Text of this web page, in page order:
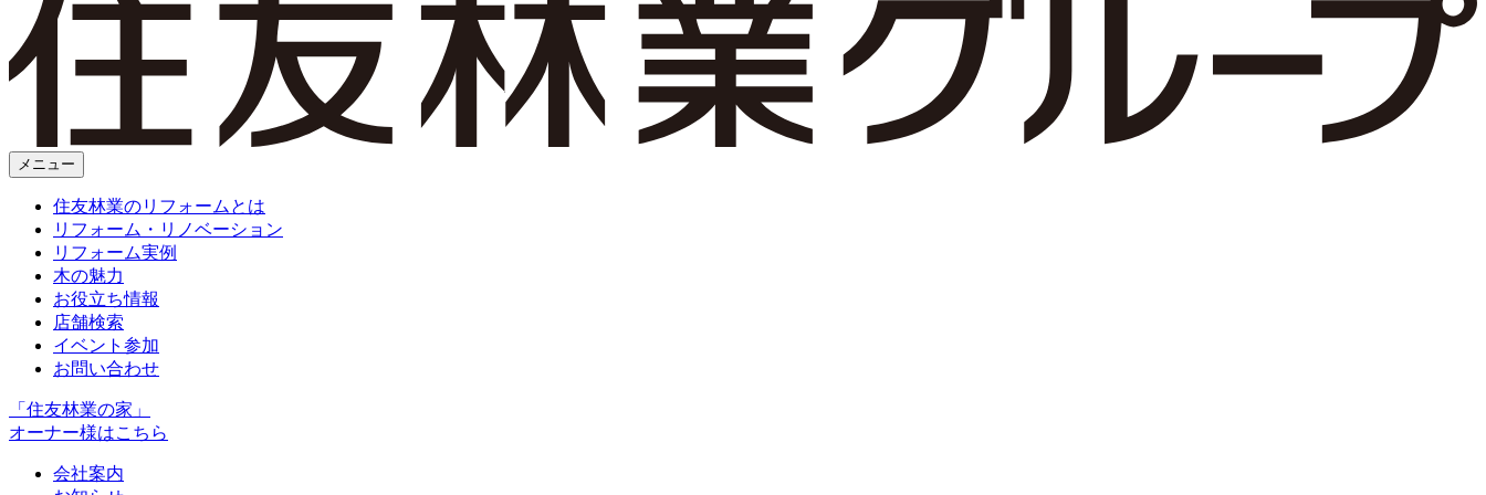
メニュー
住友林業のリフォームとは
リフォーム・リノベーション
リフォーム実例
木の魅力
お役立ち情報
店舗検索
イベント参加
お問い合わせ
「住友林業の家」
オーナー様はこちら
会社案内